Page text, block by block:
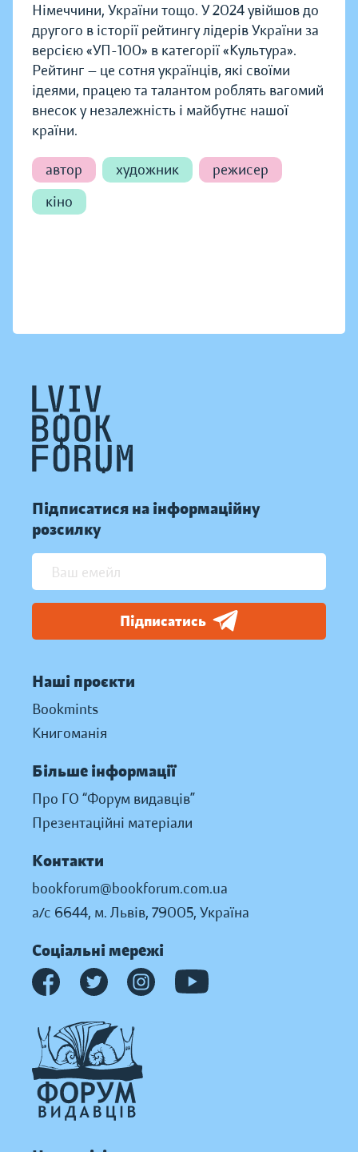
Німеччини, України тощо. У 2024 увійшов до
другого в історії рейтингу лідерів України за
версією «УП-100» в категорії «Культура».
Рейтинг — це сотня українців, які своїми
ідеями, працею та талантом роблять вагомий
внесок у незалежність і майбутнє нашої
країни.
автор художник
режисер
кіно
Підписатися на інформаційну
розсилку
Підписатись
Наші проєкти
Bookmints
Книгоманія
Більше інформації
Про ГО “Форум видавців”
Презентаційні матеріали
Контакти
bookforum@bookforum.com.ua
а/с 6644, м. Львів, 79005, Україна
Соціальні мережі